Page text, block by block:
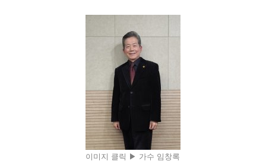
이미지 클릭 ▶ 가수 임창록